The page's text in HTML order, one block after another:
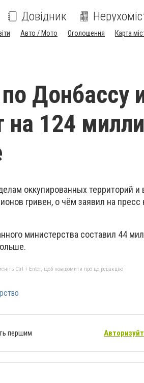
Довідник
Авто / Мото Оголошення Карта
Донбассу
на 124
оккупированных территорий и
гривен, о чём заявил на
министерства составил 44
Ctrl + Enter, щоб повідомити про це редакцію
першим